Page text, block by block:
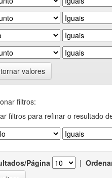
valores
filtros:
filtros para refinar o resultado
Página |